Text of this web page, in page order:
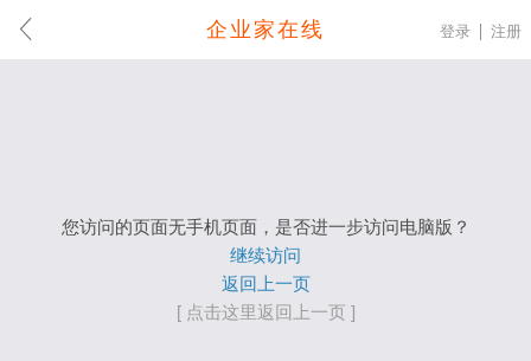
企业家在线 登录 注册
您访问的页面无手机页面，是否进一步访问电脑版？
继续访问
返回上一页
[ 点击这里返回上一页 ]